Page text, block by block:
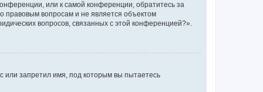
или к самой конференции, обратитесь за
правовым вопросам и не является объектом
вопросов, связанных с этой конференцией?».
или запретил имя, под которым вы пытаетесь